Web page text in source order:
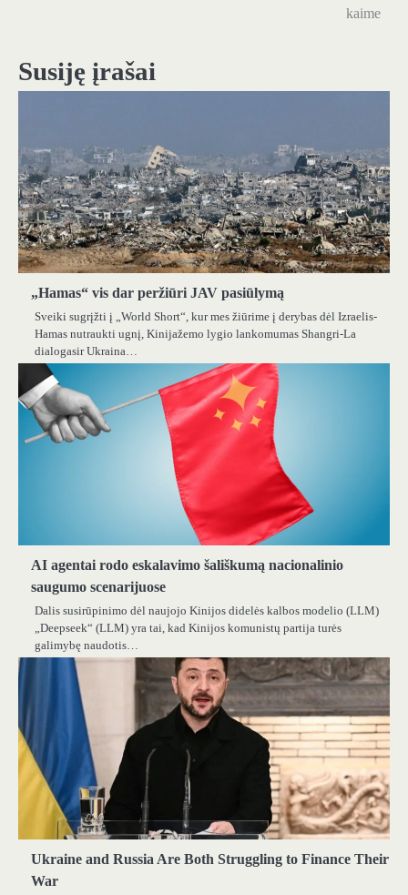
kaime
Susiję įrašai
„Hamas“ vis dar peržiūri JAV pasiūlymą
Sveiki sugrįžti į „World Short“, kur mes žiūrime į derybas dėl Izraelis-
Hamas nutraukti ugnį, Kinijažemo lygio lankomumas Shangri-La
dialogasir Ukraina…
AI agentai rodo eskalavimo šališkumą nacionalinio
saugumo scenarijuose
Dalis susirūpinimo dėl naujojo Kinijos didelės kalbos modelio (LLM)
„Deepseek“ (LLM) yra tai, kad Kinijos komunistų partija turės
galimybę naudotis…
Ukraine and Russia Are Both Struggling to Finance Their
War